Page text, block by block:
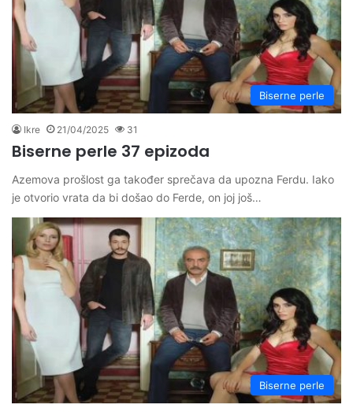
Biserne perle
Ikre 21/04/2025 31
Biserne perle 37 epizoda
Azemova prošlost ga također sprečava da upozna Ferdu. Iako
je otvorio vrata da bi došao do Ferde, on joj još…
Biserne perle